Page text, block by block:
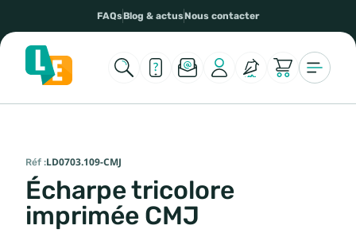
FAQsBlog & actusNous contacter
Réf :LD0703.109-CMJ
Écharpe tricolore
imprimée CMJ